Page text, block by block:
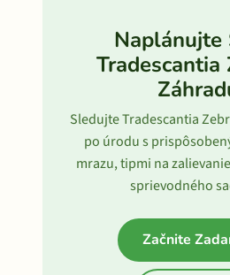
Naplánujte
Tradescantia
Sledujte Tradescantia
po úrodu s
mrazu, tipmi na
sprievodného
Začnite